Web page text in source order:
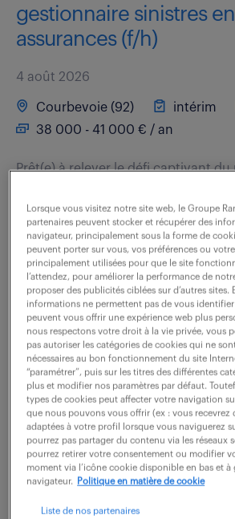
gestionnaire sinistres en
assurances (f/h)
4 août 2026
Courbevoie (92) intérim
38 000 - 41 000 € / an
Prêt(e) à relever le défi captivant du
serez chargé(e) de gérer
majeurs en veillant à la
voir l'offre
gestionnaire
16 juillet 2026
Courbevoie (92) intérim
35 000 - 38 000 € / an
Lorsque vous visitez notre site web, le Groupe
partenaires peuvent stocker et récupérer des
navigateur, principalement sous la forme de
peuvent porter sur vous, vos préférences ou
principalement utilisées pour que le site
l’attendez, pour améliorer la performance de
proposer des publicités ciblées sur d’autres sites.
informations ne permettent pas de vous
peuvent vous offrir une expérience web plus
nous respectons votre droit à la vie privée, vous
pas autoriser les catégories de cookies qui ne
nécessaires au bon fonctionnement du site
“paramétrer”, puis sur les titres des différentes
plus et modifier nos paramètres par défaut.
types de cookies peut affecter votre navigation
que nous pouvons vous offrir (ex : vous recevrez
adaptées à votre profil lorsque vous naviguerez
pourrez pas partager du contenu via les réseaux
pourrez retirer votre consentement ou modifier
moment via l’icône cookie disponible en bas et à
navigateur.
Politique en matière de cookie
Liste de nos partenaires